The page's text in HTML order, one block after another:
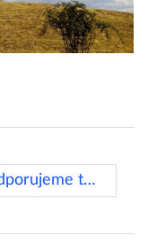
Podporujeme technické vzdělání →